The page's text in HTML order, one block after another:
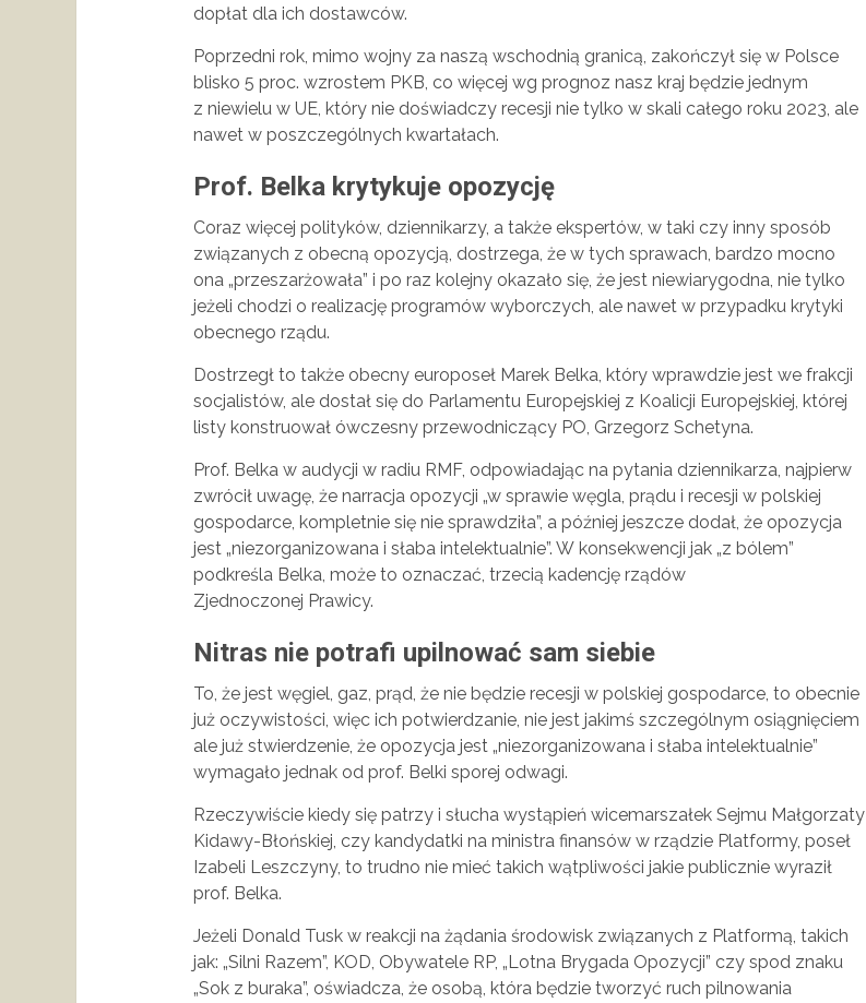
dopłat dla ich dostawców.
Poprzedni rok, mimo wojny za naszą wschodnią granicą, zakończył się w Polsce
blisko 5 proc. wzrostem PKB, co więcej wg prognoz nasz kraj będzie jednym
z niewielu w UE, który nie doświadczy recesji nie tylko w skali całego roku 2023, ale
nawet w poszczególnych kwartałach.
Prof. Belka krytykuje opozycję
Coraz więcej polityków, dziennikarzy, a także ekspertów, w taki czy inny sposób
związanych z obecną opozycją, dostrzega, że w tych sprawach, bardzo mocno
ona „przeszarżowała” i po raz kolejny okazało się, że jest niewiarygodna, nie tylko
jeżeli chodzi o realizację programów wyborczych, ale nawet w przypadku krytyki
obecnego rządu.
Dostrzegł to także obecny europoseł Marek Belka, który wprawdzie jest we frakcji
socjalistów, ale dostał się do Parlamentu Europejskiej z Koalicji Europejskiej, której
listy konstruował ówczesny przewodniczący PO, Grzegorz Schetyna.
Prof. Belka w audycji w radiu RMF, odpowiadając na pytania dziennikarza, najpierw
zwrócił uwagę, że narracja opozycji „w sprawie węgla, prądu i recesji w polskiej
gospodarce, kompletnie się nie sprawdziła”, a później jeszcze dodał, że opozycja
jest „niezorganizowana i słaba intelektualnie”. W konsekwencji jak „z bólem”
podkreśla Belka, może to oznaczać, trzecią kadencję rządów
Zjednoczonej Prawicy.
Nitras nie potrafi upilnować sam siebie
To, że jest węgiel, gaz, prąd, że nie będzie recesji w polskiej gospodarce, to obecnie
już oczywistości, więc ich potwierdzanie, nie jest jakimś szczególnym osiągnięciem
ale już stwierdzenie, że opozycja jest „niezorganizowana i słaba intelektualnie”
wymagało jednak od prof. Belki sporej odwagi.
Rzeczywiście kiedy się patrzy i słucha wystąpień wicemarszałek Sejmu Małgorzaty
Kidawy-Błońskiej, czy kandydatki na ministra finansów w rządzie Platformy, poseł
Izabeli Leszczyny, to trudno nie mieć takich wątpliwości jakie publicznie wyraził
prof. Belka.
Jeżeli Donald Tusk w reakcji na żądania środowisk związanych z Platformą, takich
jak: „Silni Razem”, KOD, Obywatele RP, „Lotna Brygada Opozycji” czy spod znaku
„Sok z buraka”, oświadcza, że osobą, która będzie tworzyć ruch pilnowania